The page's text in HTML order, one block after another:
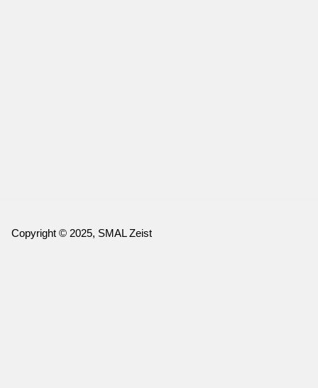
Copyright © 2025, SMAL Zeist